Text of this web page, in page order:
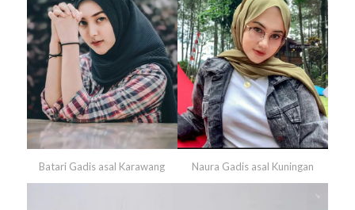
Batari Gadis asal Karawang Naura Gadis asal Kuningan